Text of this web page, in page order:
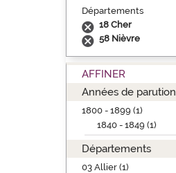
Départements
18 Cher
58 Nièvre
AFFINER
Années de parution
1800 - 1899 (1)
1840 - 1849 (1)
Départements
03 Allier (1)